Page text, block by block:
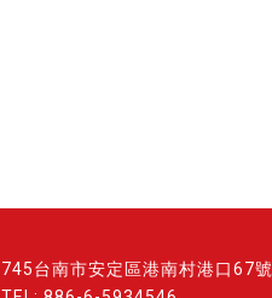
745台南市安定區港南村港口67號